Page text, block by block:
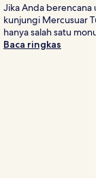
Jika Anda berencana
kunjungi Mercusuar
hanya salah satu
Baca ringkas